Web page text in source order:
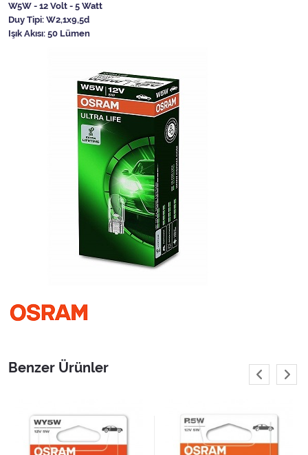
W5W - 12 Volt - 5 Watt
Duy Tipi: W2,1x9,5d
Işık Akısı: 50 Lümen
Benzer Ürünler